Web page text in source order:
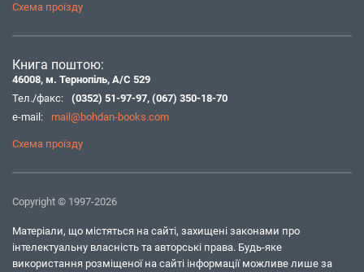
Схема проїзду
Книга поштою:
46008, м. Тернопіль, А/С 529
Тел./факс:
(0352) 51-97-97, (067) 350-18-70
e-mail:
mail@bohdan-books.com
Схема проїзду
Copyright © 1997-2026
Матеріали, що містяться на сайті, захищені законами про
інтелектуальну власність та авторські права. Будь-яке
використання розміщеної на сайті інформації можливе лише за